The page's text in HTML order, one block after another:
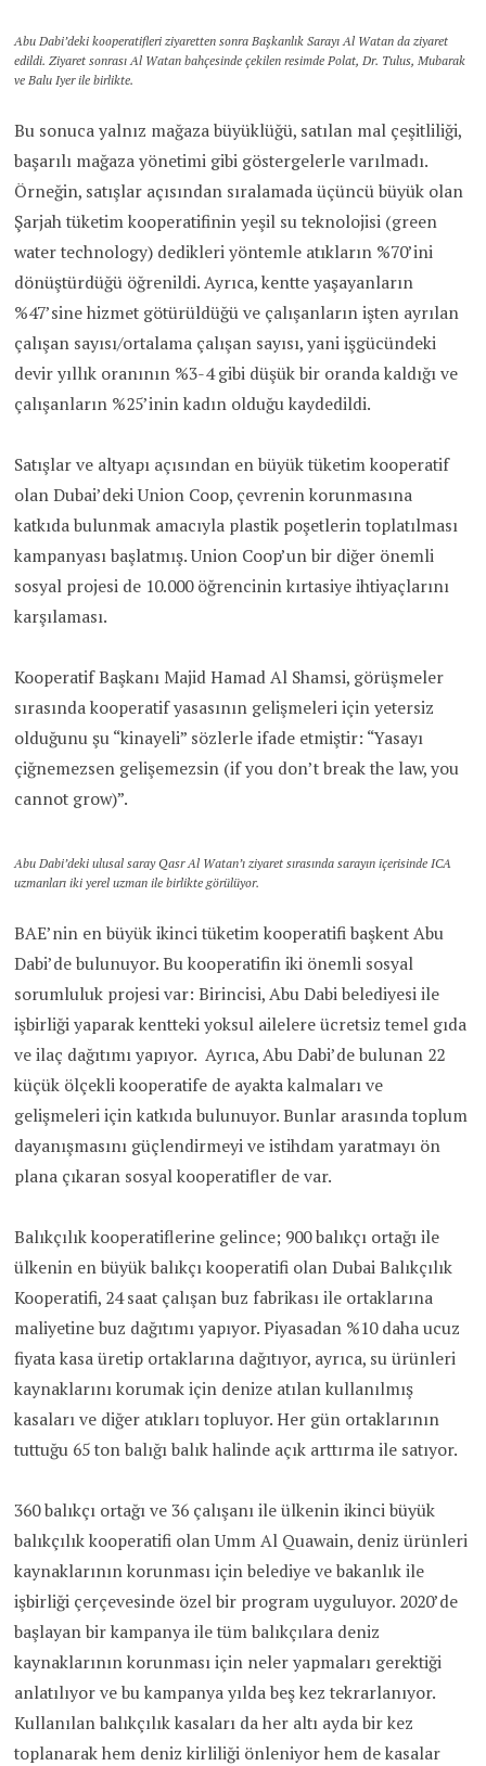
Abu Dabi’deki kooperatifleri ziyaretten sonra Başkanlık Sarayı Al Watan da ziyaret
edildi. Ziyaret sonrası Al Watan bahçesinde çekilen resimde Polat, Dr. Tulus, Mubarak
ve Balu Iyer ile birlikte.
Bu sonuca yalnız mağaza büyüklüğü, satılan mal çeşitliliği,
başarılı mağaza yönetimi gibi göstergelerle varılmadı.
Örneğin, satışlar açısından sıralamada üçüncü büyük olan
Şarjah tüketim kooperatifinin yeşil su teknolojisi (green
water technology) dedikleri yöntemle atıkların %70’ini
dönüştürdüğü öğrenildi. Ayrıca, kentte yaşayanların
%47’sine hizmet götürüldüğü ve çalışanların işten ayrılan
çalışan sayısı/ortalama çalışan sayısı, yani işgücündeki
devir yıllık oranının %3-4 gibi düşük bir oranda kaldığı ve
çalışanların %25’inin kadın olduğu kaydedildi.
Satışlar ve altyapı açısından en büyük tüketim kooperatif
olan Dubai’deki Union Coop, çevrenin korunmasına
katkıda bulunmak amacıyla plastik poşetlerin toplatılması
kampanyası başlatmış. Union Coop’un bir diğer önemli
sosyal projesi de 10.000 öğrencinin kırtasiye ihtiyaçlarını
karşılaması.
Kooperatif Başkanı Majid Hamad Al Shamsi, görüşmeler
sırasında kooperatif yasasının gelişmeleri için yetersiz
olduğunu şu “kinayeli” sözlerle ifade etmiştir: “Yasayı
çiğnemezsen gelişemezsin (if you don’t break the law, you
cannot grow)”.
Abu Dabi’deki ulusal saray Qasr Al Watan’ı ziyaret sırasında sarayın içerisinde ICA
uzmanları iki yerel uzman ile birlikte görülüyor.
BAE’nin en büyük ikinci tüketim kooperatifi başkent Abu
Dabi’de bulunuyor. Bu kooperatifin iki önemli sosyal
sorumluluk projesi var: Birincisi, Abu Dabi belediyesi ile
işbirliği yaparak kentteki yoksul ailelere ücretsiz temel gıda
ve ilaç dağıtımı yapıyor. Ayrıca, Abu Dabi’de bulunan 22
küçük ölçekli kooperatife de ayakta kalmaları ve
gelişmeleri için katkıda bulunuyor. Bunlar arasında toplum
dayanışmasını güçlendirmeyi ve istihdam yaratmayı ön
plana çıkaran sosyal kooperatifler de var.
Balıkçılık kooperatiflerine gelince; 900 balıkçı ortağı ile
ülkenin en büyük balıkçı kooperatifi olan Dubai Balıkçılık
Kooperatifi, 24 saat çalışan buz fabrikası ile ortaklarına
maliyetine buz dağıtımı yapıyor. Piyasadan %10 daha ucuz
fiyata kasa üretip ortaklarına dağıtıyor, ayrıca, su ürünleri
kaynaklarını korumak için denize atılan kullanılmış
kasaları ve diğer atıkları topluyor. Her gün ortaklarının
tuttuğu 65 ton balığı balık halinde açık arttırma ile satıyor.
360 balıkçı ortağı ve 36 çalışanı ile ülkenin ikinci büyük
balıkçılık kooperatifi olan Umm Al Quawain, deniz ürünleri
kaynaklarının korunması için belediye ve bakanlık ile
işbirliği çerçevesinde özel bir program uyguluyor. 2020’de
başlayan bir kampanya ile tüm balıkçılara deniz
kaynaklarının korunması için neler yapmaları gerektiği
anlatılıyor ve bu kampanya yılda beş kez tekrarlanıyor.
Kullanılan balıkçılık kasaları da her altı ayda bir kez
toplanarak hem deniz kirliliği önleniyor hem de kasalar